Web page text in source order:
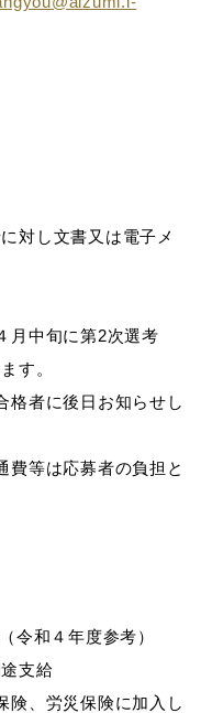
し文書又は電子メ
中旬に第2次選考
す。
者に後日お知らせし
等は応募者の負担と
（令和４年度参考）
支給
険、労災保険に加入し